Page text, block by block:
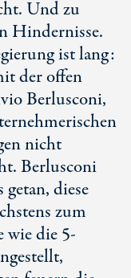
Und zu
Hindernisse.
ist lang:
der offen
Berlusconi,
nicht
Berlusconi
diese
zum
wie die 5-